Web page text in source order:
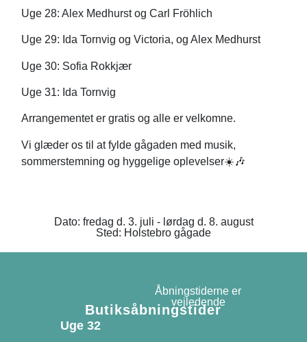
Uge 28: Alex Medhurst og Carl Fröhlich
Uge 29: Ida Tornvig og Victoria, og Alex Medhurst
Uge 30: Sofia Rokkjær
Uge 31: Ida Tornvig
Arrangementet er gratis og alle er velkomne.
Vi glæder os til at fylde gågaden med musik,
sommerstemning og hyggelige oplevelser☀️🎶
Dato: fredag d. 3. juli - lørdag d. 8. august
Sted: Holstebro gågade
Butiksåbningstider
Uge 32
Åbningstiderne er
vejledende